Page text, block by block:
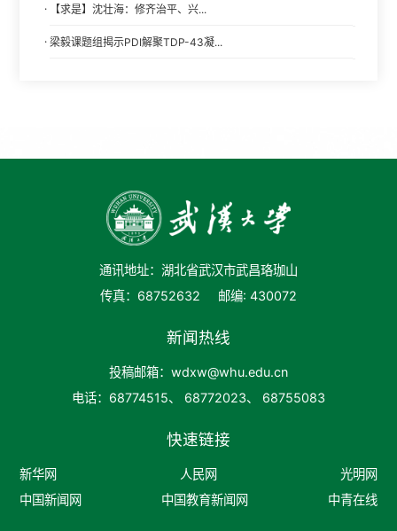
· 【求是】沈壮海：修齐治平、兴...
· 梁毅课题组揭示PDI解聚TDP-43凝...
通讯地址：湖北省武汉市武昌珞珈山
传真：68752632
邮编: 430072
新闻热线
投稿邮箱：wdxw@whu.edu.cn
电话：68774515、 68772023、 68755083
快速链接
新华网 人民网
光明网
中国新闻网
中国教育新闻网 中青在线